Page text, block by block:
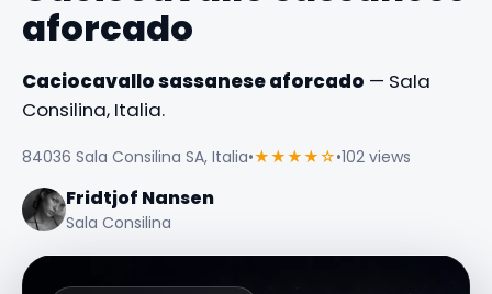
aforcado
Caciocavallo sassanese aforcado — Sala
Consilina, Italia.
84036 Sala Consilina SA, Italia•★★★★☆•102 views
Fridtjof Nansen
Sala Consilina